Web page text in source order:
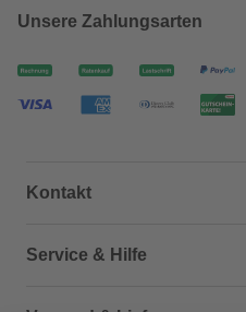
Unsere Zahlungsarten
Kontakt
Dein Kontakt zu uns
Service & Hilfe